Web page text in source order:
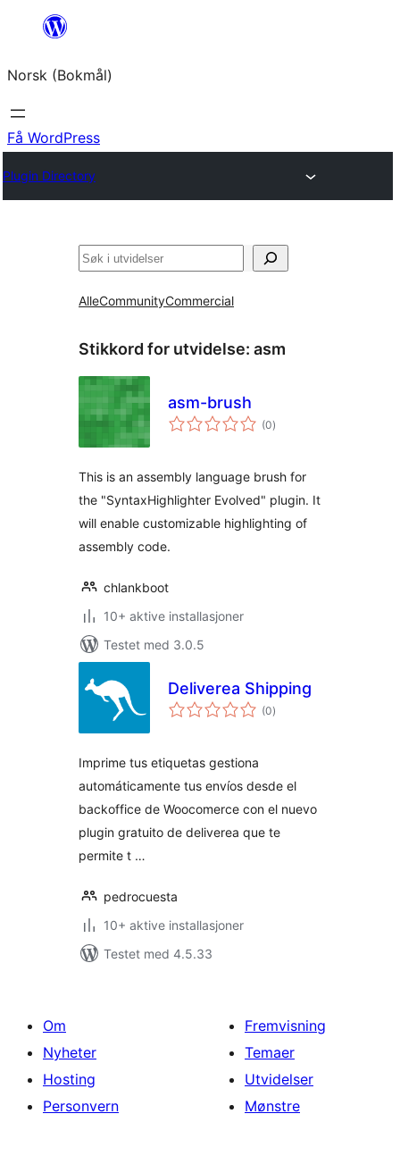
Hopp
innhold
Norsk (Bokmål)
Få WordPress
Plugin Directory
Søk
AlleCommunityCommercial
Stikkord for utvidelse: asm
asm-brush
(0totale
vurderinger
)
This is an assembly language brush for
the "SyntaxHighlighter Evolved" plugin. It
will enable customizable highlighting of
assembly code.
chlankboot
10+ aktive installasjoner
Testet med 3.0.5
Deliverea Shipping
(0totale
vurderinger
)
Imprime tus etiquetas gestiona
automáticamente tus envíos desde el
backoffice de Woocomerce con el nuevo
plugin gratuito de deliverea que te
permite t …
pedrocuesta
10+ aktive installasjoner
Testet med 4.5.33
Om
Nyheter
Hosting
Personvern
Fremvisning
Temaer
Utvidelser
Mønstre